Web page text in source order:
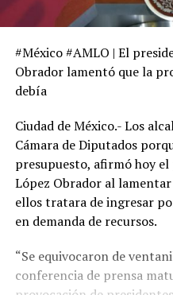
#México #AMLO | El
Obrador lamentó que la
debía
Ciudad de México.- Los
Cámara de Diputados
presupuesto, afirmó hoy
López Obrador al
ellos tratara de ingresar
en demanda de recursos.
“Se equivocaron de
conferencia de prensa